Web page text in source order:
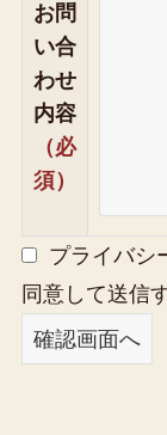
お問
い合
わせ
内容
（必
須）
プライバシ
同意して送信